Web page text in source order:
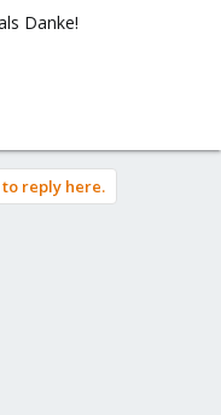
Danke!
reply here.